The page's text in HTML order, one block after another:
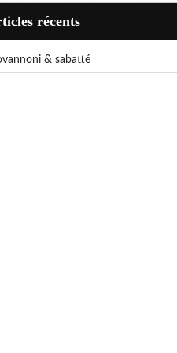
récents
& sabatté